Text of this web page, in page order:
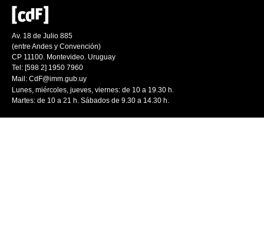
Av. 18 de Julio 885
(entre Andes y Convención)
CP 11100. Montevideo. Uruguay
Tel: [598 2] 1950 7960
Mail: CdF@imm.gub.uy
Lunes, miércoles, jueves, viernes: de 10 a 19.30 h.
Martes: de 10 a 21 h. Sábados de 9.30 a 14.30 h.